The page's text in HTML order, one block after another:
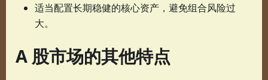
适当配置长期稳健的核心资产，避免组合风险过
大。
A 股市场的其他特点